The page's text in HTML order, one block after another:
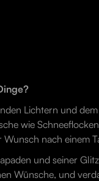
Lichtern und
wie
nach einem
und seiner
Wünsche, und